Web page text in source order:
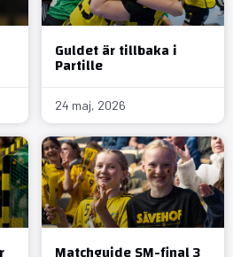
Guldet är tillbaka i
Partille
24 maj, 2026